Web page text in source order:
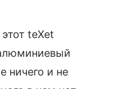
teXet
ничего и не